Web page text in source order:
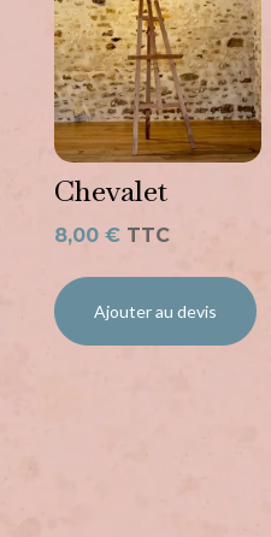
Chevalet
8,00 € TTC
Ajouter au devis